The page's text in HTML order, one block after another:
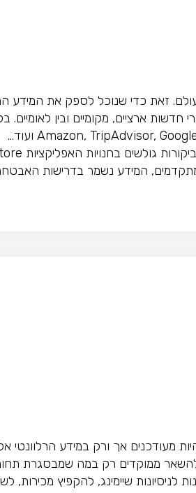
מתבצע באמצעים מתקדמים, המידע נשמר
אך ורק במידע הרלוונטי
ממוקדים רק במה שמבסגרת
שיימינג, להקפיץ מכירות,